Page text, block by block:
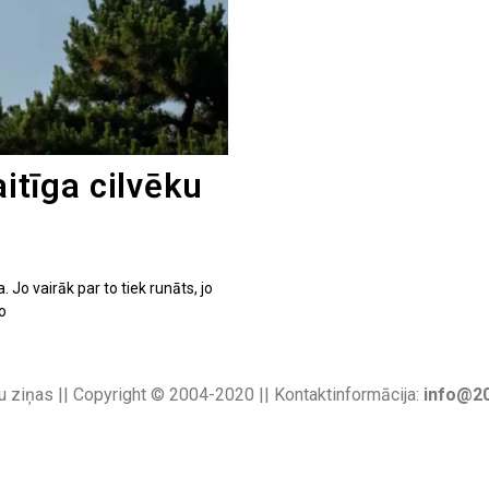
cilvēku
Jo vairāk par to tiek runāts, jo
ziņas || Copyright © 2004-2020 || Kontaktinformācija: